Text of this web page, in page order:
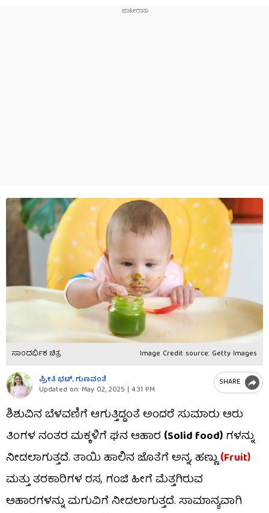
ಸಾಂದರ್ಭಿಕ ಚಿತ್ರ Image Credit source: Getty Images
ಪ್ರೀತಿ ಭಟ್​, ಗುಣವಂತೆ
Updated on: May 02, 2025 | 4:31 PM
SHARE
ಶಿಶುವಿನ ಬೆಳವಣಿಗೆ ಆಗುತ್ತಿದ್ದಂತೆ ಅಂದರೆ ಸುಮಾರು ಆರು
ತಿಂಗಳ ನಂತರ ಮಕ್ಕಳಿಗೆ ಘನ ಆಹಾರ (Solid food)ಗಳನ್ನು
ನೀಡಲಾಗುತ್ತದೆ. ತಾಯಿ ಹಾಲಿನ ಜೊತೆಗೆ ಅನ್ನ, ಹಣ್ಣು(Fruit)
ಮತ್ತು ತರಕಾರಿಗಳ ರಸ, ಗಂಜಿ ಹೀಗೆ ಮೆತ್ತಗಿರುವ
ಆಹಾರಗಳನ್ನು ಮಗುವಿಗೆ ನೀಡಲಾಗುತ್ತದೆ. ಸಾಮಾನ್ಯವಾಗಿ